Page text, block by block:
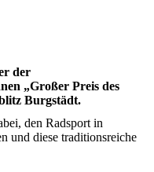
der
„Großer Preis des
Burgstädt.
den Radsport in
und diese traditionsreiche